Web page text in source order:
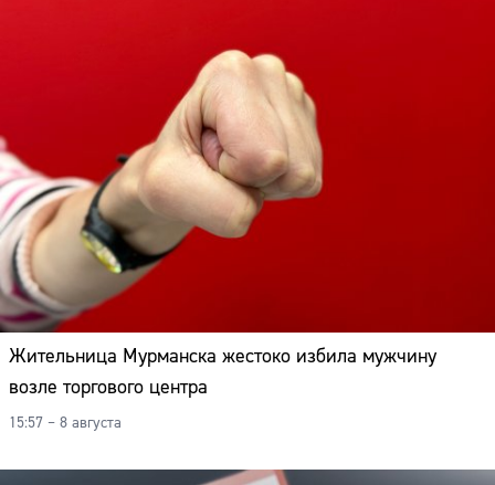
Жительница Мурманска жестоко избила мужчину
возле торгового центра
15:57 – 8 августа
Телефон: